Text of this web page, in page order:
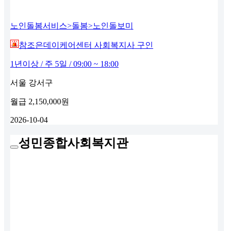
노인돌봄서비스>돌봄>노인돌보미
참조은데이케어센터 사회복지사 구인
1년이상 / 주 5일 / 09:00 ~ 18:00
서울 강서구
월급 2,150,000원
2026-10-04
성민종합사회복지관